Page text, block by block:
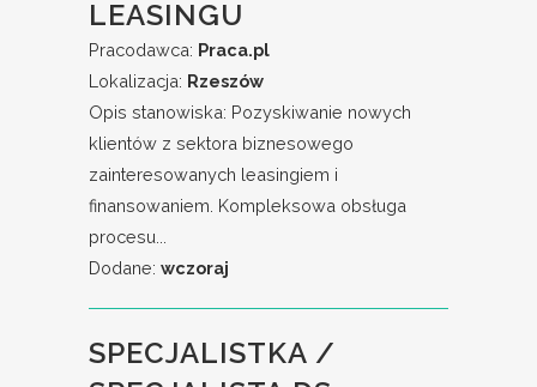
LEASINGU
Pracodawca: Praca.pl
Lokalizacja: Rzeszów
Opis stanowiska: Pozyskiwanie nowych
klientów z sektora biznesowego
zainteresowanych leasingiem i
finansowaniem. Kompleksowa obsługa
procesu...
Dodane: wczoraj
SPECJALISTKA /